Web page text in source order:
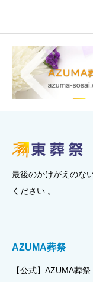
最後のかけがえのな
ください 。
AZUMA葬祭
【公式】AZUMA葬祭